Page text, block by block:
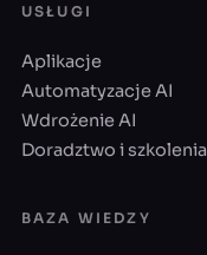
USŁUGI
Aplikacje
Automatyzacje AI
Wdrożenie AI
Doradztwo i szkolenia
BAZA WIEDZY